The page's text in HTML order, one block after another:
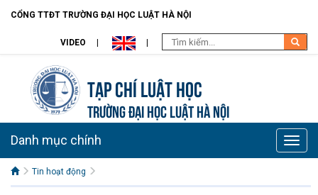
CỔNG TTĐT TRƯỜNG ĐẠI HỌC LUẬT HÀ NỘI
VIDEO
Tạp chí Luật học
TRƯỜNG ĐẠI HỌC LUẬT HÀ NỘI
Toggle
Danh mục chính
Tin hoạt động